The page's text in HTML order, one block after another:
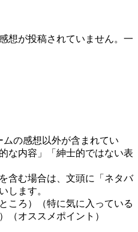
想が投稿されていません。一
の感想以外が含まれてい
な内容」「紳士的ではない表
含む場合は、文頭に「ネタバ
します。
ころ）（特に気に入っている
（オススメポイント）